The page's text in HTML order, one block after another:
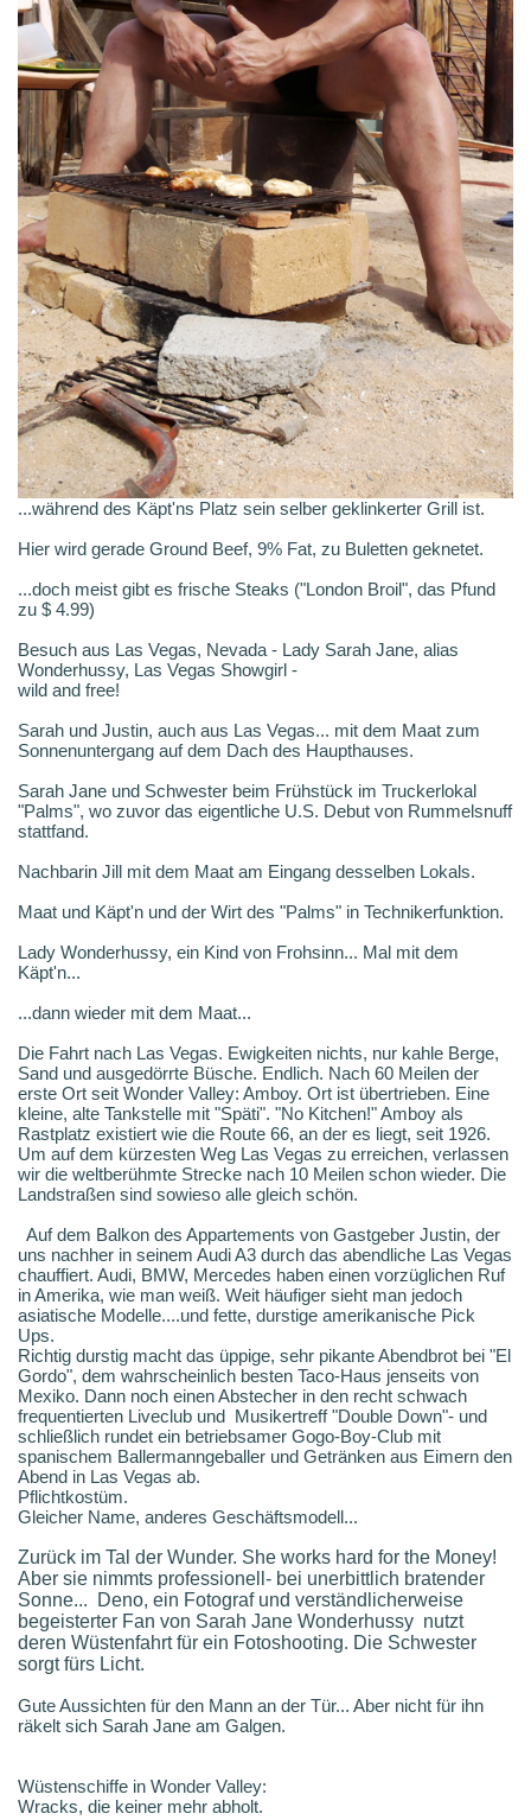
...während des Käpt'ns Platz sein selber geklinkerter Grill ist.
Hier wird gerade Ground Beef, 9% Fat, zu Buletten geknetet.
...doch meist gibt es frische Steaks ("London Broil", das Pfund
zu $ 4.99)
Besuch aus Las Vegas, Nevada - Lady Sarah Jane, alias
Wonderhussy, Las Vegas Showgirl -
wild and free!
Sarah und Justin, auch aus Las Vegas... mit dem Maat zum
Sonnenuntergang auf dem Dach des Haupthauses.
Sarah Jane und Schwester beim Frühstück im Truckerlokal
"Palms", wo zuvor das eigentliche U.S. Debut von Rummelsnuff
stattfand.
Nachbarin Jill mit dem Maat am Eingang desselben Lokals.
Maat und Käpt'n und der Wirt des "Palms" in Technikerfunktion.
Lady Wonderhussy, ein Kind von Frohsinn... Mal mit dem
Käpt'n...
...dann wieder mit dem Maat...
Die Fahrt nach Las Vegas. Ewigkeiten nichts, nur kahle Berge,
Sand und ausgedörrte Büsche. Endlich. Nach 60 Meilen der
erste Ort seit Wonder Valley: Amboy. Ort ist übertrieben. Eine
kleine, alte Tankstelle mit "Späti". "No Kitchen!" Amboy als
Rastplatz existiert wie die Route 66, an der es liegt, seit 1926.
Um auf dem kürzesten Weg Las Vegas zu erreichen, verlassen
wir die weltberühmte Strecke nach 10 Meilen schon wieder. Die
Landstraßen sind sowieso alle gleich schön.
Auf dem Balkon des Appartements von Gastgeber Justin, der
uns nachher in seinem Audi A3 durch das abendliche Las Vegas
chauffiert. Audi, BMW, Mercedes haben einen vorzüglichen Ruf
in Amerika, wie man weiß. Weit häufiger sieht man jedoch
asiatische Modelle....und fette, durstige amerikanische Pick
Ups.
Richtig durstig macht das üppige, sehr pikante Abendbrot bei "El
Gordo", dem wahrscheinlich besten Taco-Haus jenseits von
Mexiko. Dann noch einen Abstecher in den recht schwach
frequentierten Liveclub und Musikertreff "Double Down"- und
schließlich rundet ein betriebsamer Gogo-Boy-Club mit
spanischem Ballermanngeballer und Getränken aus Eimern den
Abend in Las Vegas ab.
Pflichtkostüm.
Gleicher Name, anderes Geschäftsmodell...
Zurück im Tal der Wunder. She works hard for the Money!
Aber sie nimmts professionell- bei unerbittlich bratender
Sonne... Deno, ein Fotograf und verständlicherweise
begeisterter Fan von Sarah Jane Wonderhussy nutzt
deren Wüstenfahrt für ein Fotoshooting. Die Schwester
sorgt fürs Licht.
Gute Aussichten für den Mann an der Tür... Aber nicht für ihn
räkelt sich Sarah Jane am Galgen.
Wüstenschiffe in Wonder Valley:
Wracks, die keiner mehr abholt.